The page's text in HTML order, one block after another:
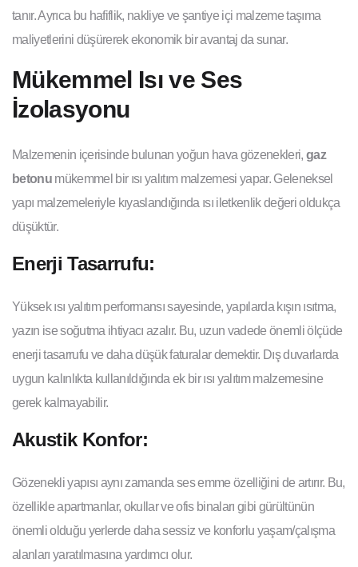
tanır. Ayrıca bu hafiflik, nakliye ve şantiye içi malzeme taşıma
maliyetlerini düşürerek ekonomik bir avantaj da sunar.
Mükemmel Isı ve Ses
İzolasyonu
Malzemenin içerisinde bulunan yoğun hava gözenekleri,gaz
betonu mükemmel bir ısı yalıtım malzemesi yapar. Geleneksel
yapı malzemeleriyle kıyaslandığında ısı iletkenlik değeri oldukça
düşüktür.
Enerji Tasarrufu:
Yüksek ısı yalıtım performansı sayesinde, yapılarda kışın ısıtma,
yazın ise soğutma ihtiyacı azalır. Bu, uzun vadede önemli ölçüde
enerji tasarrufu ve daha düşük faturalar demektir. Dış duvarlarda
uygun kalınlıkta kullanıldığında ek bir ısı yalıtım malzemesine
gerek kalmayabilir.
Akustik Konfor:
Gözenekli yapısı aynı zamanda ses emme özelliğini de artırır. Bu,
özellikle apartmanlar, okullar ve ofis binaları gibi gürültünün
önemli olduğu yerlerde daha sessiz ve konforlu yaşam/çalışma
alanları yaratılmasına yardımcı olur.